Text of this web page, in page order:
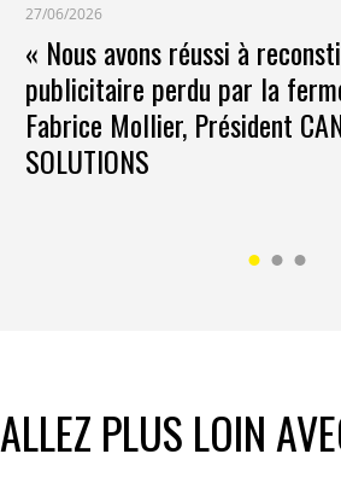
27/06/2026
« Nous avons réussi à
publicitaire perdu par la
Fabrice Mollier, Président
SOLUTIONS
ALLEZ PLUS LOIN